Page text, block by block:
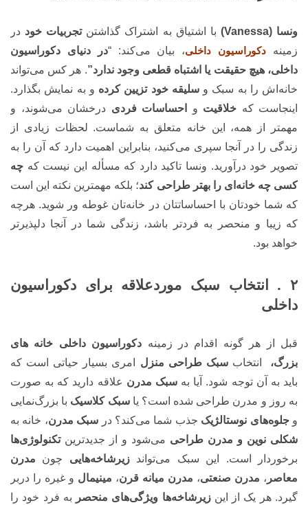
ونسا (Vanessa) با اشتیاق به اشتراک گذاشتنتجربیات خود در
زمینه دکوراسیون داخلی، بیان می‌کند: “در دنیای دکوراسیون
داخلی، هیچ حقیقت یا اشتباه قطعی وجود ندارد”. هر کس می‌تواند
خانه‌اش را به سبک وسلیقه خود تزیین کرده و به نمایش بگذارد.
اینجاست که خلاقیت و احساسات فردی درخشان می‌شوند، و
مهمتر از همه، این خانه متعلق به شماست. لحظات زیادی از
زندگی را در آنجا سپری می‌کنید، بنابراین اهمیت دارد که آن را به
تصویر خود درآورید. ونسا تاکید دارد که مسأله این نیست که چه
کسی چه خانه‌ای را بهتر طراحی کند؛ بلکه مهمترین نکته این است
که شما خودتان با احساساتتان در خانه‌تان غوطه ور شوید. هرچه
که زیبا و منحصر به فرد‌تر باشد، زندگی شما در آنجا دلپذیرتر
خواهد بود.
۲ . انتخاب سبک موردعلاقه برای دکوراسیون
داخلی
قبل از هر گونه اقدام در زمینه دکوراسیون داخلی خانه های
بزرگ،
انتخابسبک طراحی منزل امری بسیار حیاتی است که
باید به آن توجه شود. آیا بهسبک مدرن علاقه دارید که به صورت
به روز و مدرن طراحی شده است؟ یاسبک کلاسیک با بزرگ‌نمایی
وجلوه‌های نوستالژیک جذب شما می‌کند؟ در سبک مدرن، خانه به
شکلی نوین و مدرن طراحی می‌شود و از جدیدترینتکنولوژی‌ها
برخوردار است. این سبک می‌تواندزیرشاخه‌هایی چون مدرن
معاصر ، مدرن صنعتی، مدرن میانه قرن، مینیمال و غیره را دربر
گیرد. هر یک از اینزیرشاخه‌ها ویژگی‌های منحصر
به فرد خود را